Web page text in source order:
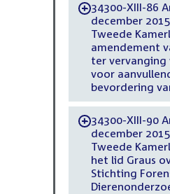
-34300-XIII-86
december
Tweede
amendement
ter vervanging
voor
bevordering
-34300-XIII-90
december
Tweede
het lid Graus
Stichting